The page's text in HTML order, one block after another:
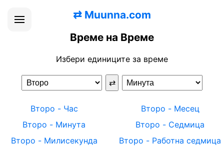
⇄ Muunna.com
Време на Време
Избери единиците за време
⇄
Второ - Час
Второ - Минута
Второ - Милисекунда
Второ - Месец
Второ - Седмица
Второ - Работна седмица